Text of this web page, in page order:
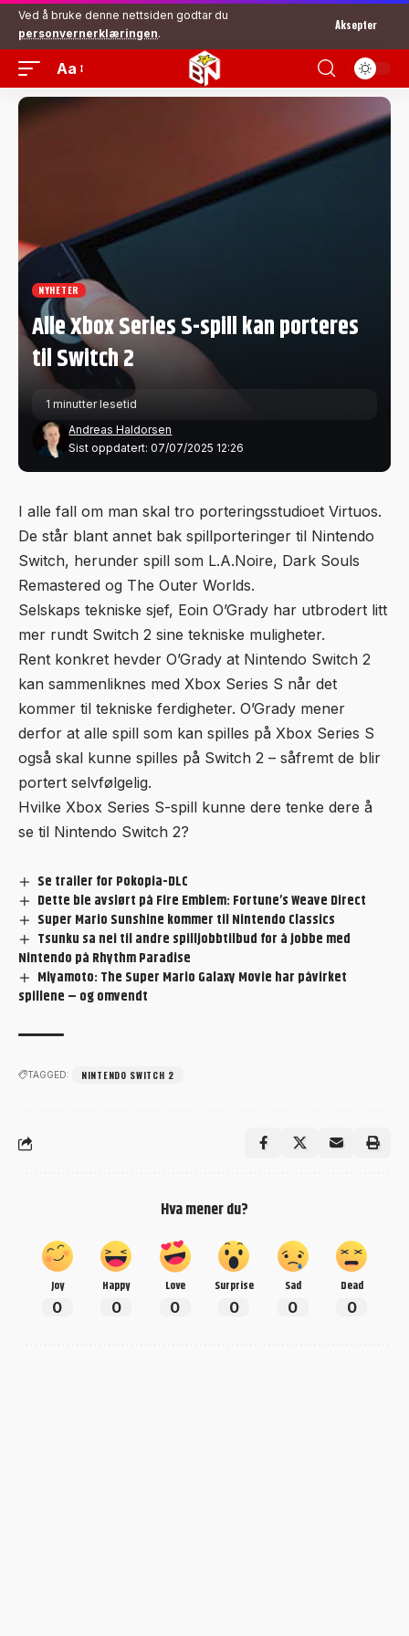
Ved å bruke denne nettsiden godtar du
personvernerklæringen.
Aksepter
Aa
NYHETER
Alle Xbox Series S-spill kan porteres
til Switch 2
Sist oppdatert: 07/07/2025 12:26
Andreas Haldorsen
1 minutter lesetid
I alle fall om man skal tro porteringsstudioet Virtuos.
De står blant annet bak spillporteringer til Nintendo
Switch, herunder spill som L.A.Noire, Dark Souls
Remastered og The Outer Worlds.
Selskaps tekniske sjef, Eoin O’Grady har utbrodert litt
mer rundt Switch 2 sine tekniske muligheter.
Rent konkret hevder O’Grady at Nintendo Switch 2
kan sammenliknes med Xbox Series S når det
kommer til tekniske ferdigheter. O’Grady mener
derfor at alle spill som kan spilles på Xbox Series S
også skal kunne spilles på Switch 2 – såfremt de blir
portert selvfølgelig.
Hvilke Xbox Series S-spill kunne dere tenke dere å
se til Nintendo Switch 2?
Se trailer for Pokopia-DLC
Dette ble avslørt på Fire Emblem: Fortune’s Weave Direct
Super Mario Sunshine kommer til Nintendo Classics
Tsunku sa nei til andre spilljobbtilbud for å jobbe med
Nintendo på Rhythm Paradise
Miyamoto: The Super Mario Galaxy Movie har påvirket
spillene – og omvendt
TAGGED: NINTENDO SWITCH 2
Hva mener du?
Joy
0
Happy
0
Love
0
Surprise
0
Sad
0
Dead
0